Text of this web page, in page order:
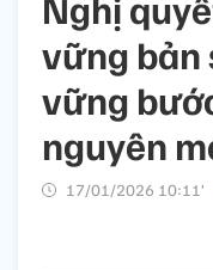
vững bản
vững
nguyên
17/01/2026 10:11’